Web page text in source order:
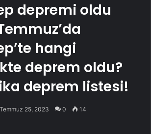
depremi oldu
hangi
deprem oldu?
deprem listesi!
Temmuz 25, 2023 0 14